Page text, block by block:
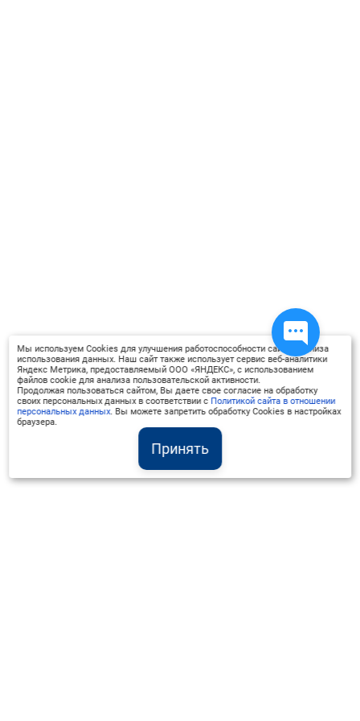
приобретаемых учениками знаний;
Умения:
-Овладеть методиками и приемами
преподавания русского языка;
-Применять методики и способы
обучающихся;
-Проводить непрерывную работу с
учениками по развитию культуры
Принять
Мы используем Cookies для улучшения работоспособности сайта, анализа
использования данных. Наш сайт также использует сервис веб-аналитики
Яндекс Метрика, предоставляемый ООО «ЯНДЕКС», с использованием
файлов cookie для анализа пользовательской активности.
Продолжая пользоваться сайтом, Вы даете свое согласие на обработку
своих персональных данных в соответствии с Политикой сайта в отношении
персональных данных. Вы можете запретить обработку Cookies в настройках
браузера.